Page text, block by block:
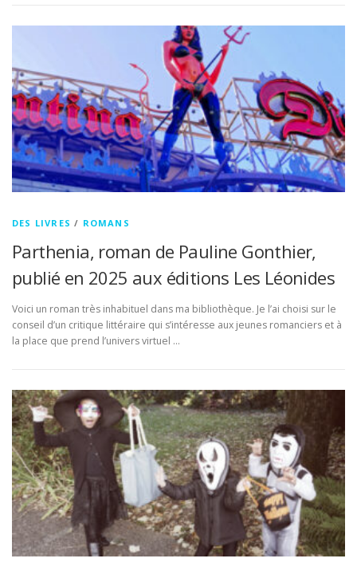
DES LIVRES / ROMANS
Parthenia, roman de Pauline Gonthier,
publié en 2025 aux éditions Les Léonides
Voici un roman très inhabituel dans ma bibliothèque. Je l’ai choisi sur le
conseil d’un critique littéraire qui s’intéresse aux jeunes romanciers et à
la place que prend l’univers virtuel …